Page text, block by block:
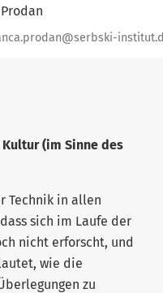
(im Sinne des
Technik in allen
sich im Laufe der
nicht erforscht, und
wie die
zu